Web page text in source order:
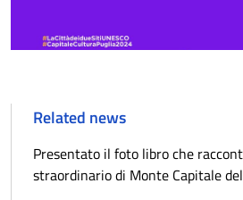
Related news
Presentato il foto libro che
straordinario di Monte Capitale